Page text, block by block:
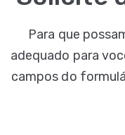
Para que
adequado para
campos do